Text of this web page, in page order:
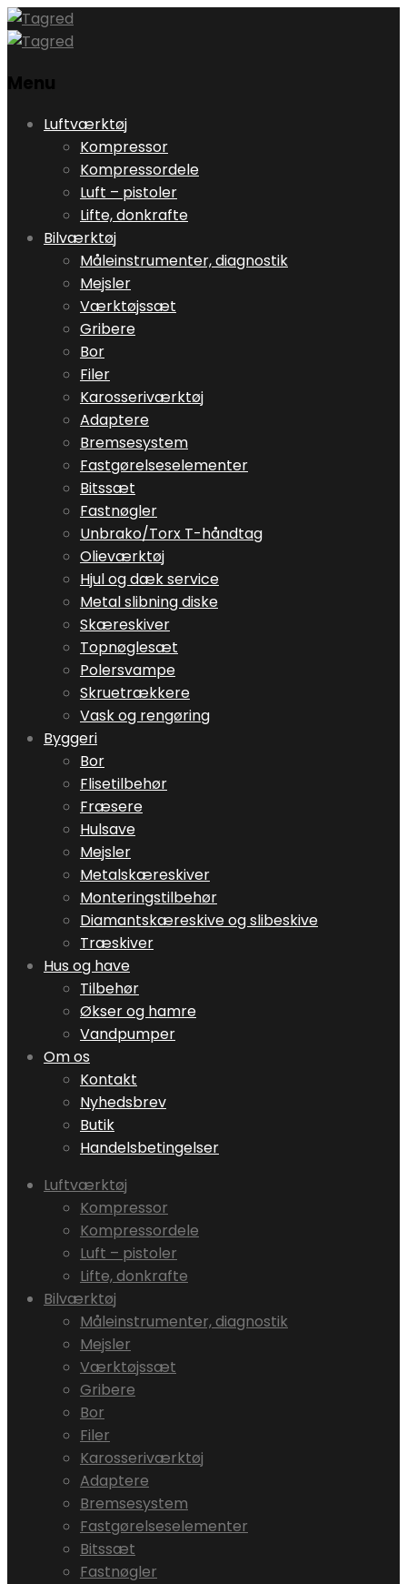
Menu
Skip
content
Luftværktøj
Kompressor
Kompressordele
Luft – pistoler
Lifte, donkrafte
Bilværktøj
Måleinstrumenter, diagnostik
Mejsler
Værktøjssæt
Gribere
Bor
Filer
Karosseriværktøj
Adaptere
Bremsesystem
Fastgørelseselementer
Bitssæt
Fastnøgler
Unbrako/Torx T-håndtag
Olieværktøj
Hjul og dæk service
Metal slibning diske
Skæreskiver
Topnøglesæt
Polersvampe
Skruetrækkere
Vask og rengøring
Byggeri
Bor
Flisetilbehør
Fræsere
Hulsave
Mejsler
Metalskæreskiver
Monteringstilbehør
Diamantskæreskive og slibeskive
Træskiver
Hus og have
Tilbehør
Økser og hamre
Vandpumper
Om os
Kontakt
Nyhedsbrev
Butik
Handelsbetingelser
Luftværktøj
Kompressor
Kompressordele
Luft – pistoler
Lifte, donkrafte
Bilværktøj
Måleinstrumenter, diagnostik
Mejsler
Værktøjssæt
Gribere
Bor
Filer
Karosseriværktøj
Adaptere
Bremsesystem
Fastgørelseselementer
Bitssæt
Fastnøgler